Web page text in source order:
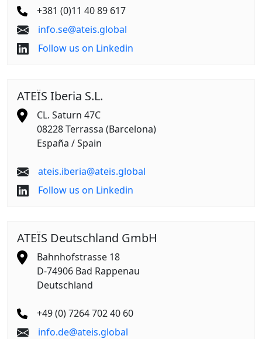
+381 (0)11 40 89 617
info.se@ateis.global
Follow us on Linkedin
ATEÏS Iberia S.L.
CL. Saturn 47C
08228 Terrassa (Barcelona)
España / Spain
ateis.iberia@ateis.global
Follow us on Linkedin
ATEÏS Deutschland GmbH
Bahnhofstrasse 18
D-74906 Bad Rappenau
Deutschland
+49 (0) 7264 702 40 60
info.de@ateis.global